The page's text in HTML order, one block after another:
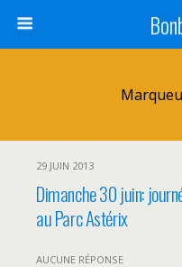
29 JUIN 2013
Dimanche 30 juin:
au Parc Astérix
AUCUNE RÉPONSE